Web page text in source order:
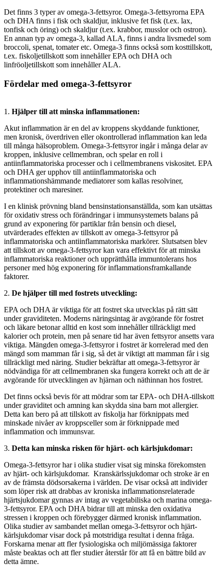
Det finns 3 typer av omega-3-fettsyror. Omega-3-fettsyrorna EPA
och DHA finns i fisk och skaldjur, inklusive fet fisk (t.ex. lax,
tonfisk och öring) och skaldjur (t.ex. krabbor, musslor och ostron).
En annan typ av omega-3, kallad ALA, finns i andra livsmedel som
broccoli, spenat, tomater etc. Omega-3 finns också som kosttillskott,
t.ex. fiskoljetillskott som innehåller EPA och DHA och
linfröoljetillskott som innehåller ALA.
Fördelar med omega-3-fettsyror
1. Hjälper till att minska inflammationen:
Akut inflammation är en del av kroppens skyddande funktioner,
men kronisk, överdriven eller okontrollerad inflammation kan leda
till många hälsoproblem. Omega-3-fettsyror ingår i många delar av
kroppen, inklusive cellmembran, och spelar en roll i
antiinflammatoriska processer och i cellmembranens viskositet. EPA
och DHA ger upphov till antiinflammatoriska och
inflammationshämmande mediatorer som kallas resolviner,
protektiner och maresiner.
I en klinisk prövning bland bensinstationsanställda, som kan utsättas
för oxidativ stress och förändringar i immunsystemets balans på
grund av exponering för partiklar från bensin och diesel,
utvärderades effekten av tillskott av omega-3-fettsyror på
inflammatoriska och antiinflammatoriska markörer. Slutsatsen blev
att tillskott av omega-3-fettsyror kan vara effektivt för att minska
inflammatoriska reaktioner och upprätthålla immuntolerans hos
personer med hög exponering för inflammationsframkallande
faktorer.
2. De hjälper till med fostrets utveckling:
EPA och DHA är viktiga för att fostret ska utvecklas på rätt sätt
under graviditeten. Moderns näringsintag är avgörande för fostret
och läkare betonar alltid en kost som innehåller tillräckligt med
kalorier och protein, men på senare tid har även fettsyror ansetts vara
viktiga. Mängden omega-3-fettsyror i fostret är korrelerad med den
mängd som mamman får i sig, så det är viktigt att mamman får i sig
tillräckligt med näring. Studier bekräftar att omega-3-fettsyror är
nödvändiga för att cellmembranen ska fungera korrekt och att de är
avgörande för utvecklingen av hjärnan och näthinnan hos fostret.
Det finns också bevis för att mödrar som tar EPA- och DHA-tillskott
under graviditet och amning kan skydda sina barn mot allergier.
Detta kan bero på att tillskott av fiskolja har förknippats med
minskade nivåer av kroppsceller som är förknippade med
inflammation och immunsvar.
3. Detta kan minska risken för hjärt- och kärlsjukdomar:
Omega-3-fettsyror har i olika studier visat sig minska förekomsten
av hjärt- och kärlsjukdomar. Kranskärlssjukdomar och stroke är en
av de främsta dödsorsakerna i världen. De visar också att individer
som löper risk att drabbas av kroniska inflammationsrelaterade
hjärtsjukdomar gynnas av intag av vegetabiliska och marina omega-
3-fettsyror. EPA och DHA bidrar till att minska den oxidativa
stressen i kroppen och förebygger därmed kronisk inflammation.
Olika studier av sambandet mellan omega-3-fettsyror och hjärt-
kärlsjukdomar visar dock på motstridiga resultat i denna fråga.
Forskarna menar att fler fysiologiska och miljömässiga faktorer
måste beaktas och att fler studier återstår för att få en bättre bild av
detta ämne.